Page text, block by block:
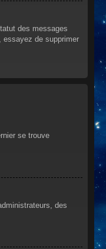
des messages
essayez de supprimer
se trouve
des